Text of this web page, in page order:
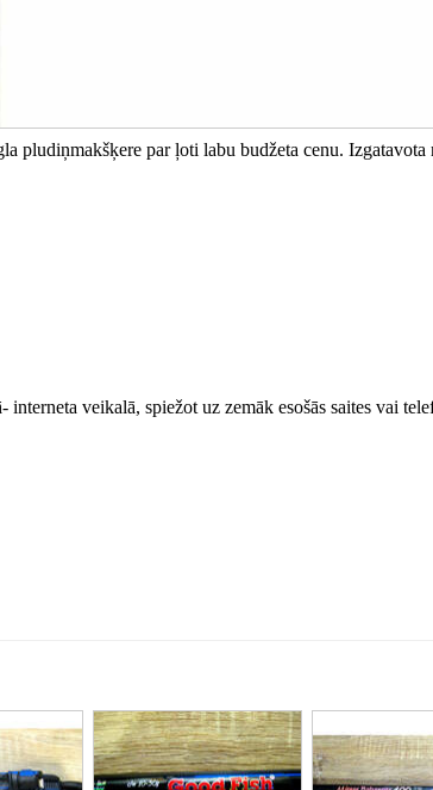
pludiņmakšķere par ļoti labu budžeta cenu. Izgatavota
veikalā, spiežot uz zemāk esošās saites vai